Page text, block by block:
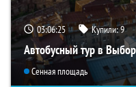
03:06:23 Купили:9
Автобусный тур в
Сенная площадь